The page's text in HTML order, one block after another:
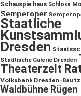
Schauspielhaus Schloss
Semperoper
Staatliche
Dresden
Städtische Galerie Dresden
Theaterzelt
Volksbank Dresden-
Waldbühne Rügen